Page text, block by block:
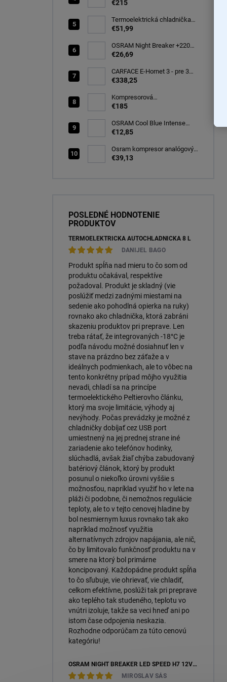
autochladnička 40 litrov, -22C
€215
Termoelektrická chladnička
CARFACE 29 litrov -20C
€51,99
OSRAM Night Breaker +220%
H7 PX26d 12V 55W BOX
€26,69
CARFACE E-Hornet 3 - pre 3
elektro/bicykle
€338,25
Kompresorová
autochladnička 25 litrov, -20C
€185
OSRAM Cool Blue Intense
(NEXT GEN) H7 PX26d 12V
(64210CBN-2HB)
€12,85
Osram kompresor analógový
s tesniacou hmotou opravná
€39,13
POSLEDNÉ HODNOTENIE
PRODUKTOV
TERMOELEKTRICKÁ AUTOCHLADNIČKA 8 L
DANIJEL BAGO
Produkt spĺňa nad mieru to čo som od
produktu očakával, respektíve
požadoval. Produkt je skladný (vie
poslúžiť medzi zadnými miestami na
sedenie ako pohodlná opierka na ruky)
rovnako ako chladnička, ktorá zabráni
skazeniu produktov pri preprave. Len
treba rátať, že integrovaných -18°C je
podľa návodu možné dosiahnuť len v
stave na prázdno bez záťaže a v
ideálnych podmienkach, ale to vôbec na
tento konkrétny prípad môjho využitia
nevadi, chladí sa na princípe
termoelektického Peltierovho článku,
ktorý ma svoje limitácie, výhody aj
nevýhody. Počas prevádzky je možné z
chladničky dobíjať cez USB port
umiestnený na jej prednej strane iné
zariadenie ako telefónov hodinky,
slúchadlá, avšak žiaľ chýba zabudovaný
batériový článok, ktorý by produkt
posunul o niekoľko úrovni vyššie s
možnosťou, napríklad využiť ho v lete na
pláži či podobne, či nemožnos regulácie
teploty, ale to v tejto cenovej hladine by
bol nesmiernym luxus rovnako tak ako
napríklad možnosť využitia
alternatívnych zdrojov napájania, ale nič,
čo by limitovalo funkčnosť produktu na v
smere na ktorý bol primárne
koncipovaný. Každopádne produkt spĺňa
to čo sľubuje, vie ohrievať, vie chladiť,
celkom efektívne, poslúži tak pri preprave
ako teplého tak studeného, teplotu vo
vnútri izoluje, takže sa veci hneď ani po
istom čase odpojenia neskazia.
Rozhodne odporúčam za túto cenovú
kategóriu!
OSRAM NIGHT BREAKER LED SPEED H7 12V 16W 6000K +450 % (64210DWNBSP450-2HB) – 2KS, ECOPACK
MIROSLAV SÁS